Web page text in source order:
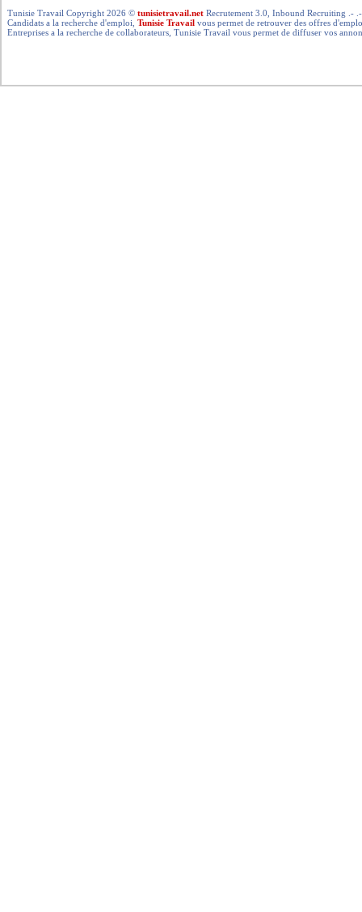
Tunisie Travail Copyright 2026 ©tunisietravail.net Recrutement 3.0, Inbound Recruiting .-
Candidats a la recherche d'emploi,Tunisie Travail vous permet de retrouver des offres
Entreprises a la recherche de collaborateurs, Tunisie Travail vous permet de diffuser vos